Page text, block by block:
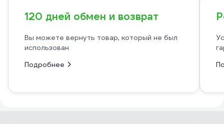
120 дней обмен и возврат
Вы можете вернуть товар, который не был
использован
Подробнее